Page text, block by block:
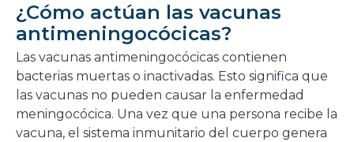
¿Cómo actúan las vacunas
antimeningocócicas?
Las vacunas antimeningocócicas contienen
bacterias muertas o inactivadas. Esto significa que
las vacunas no pueden causar la enfermedad
meningocócica. Una vez que una persona recibe la
vacuna, el sistema inmunitario del cuerpo genera